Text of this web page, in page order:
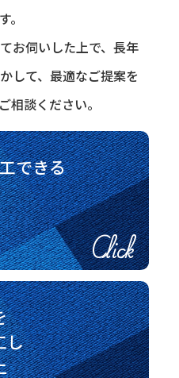
お伺いした上で、長年
して、最適なご提案を
相談ください。
できる
Click
し